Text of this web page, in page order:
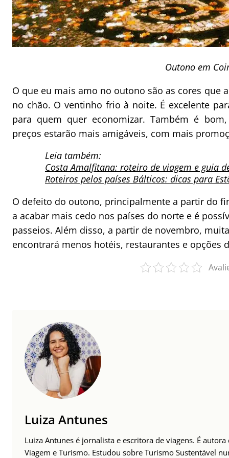
Outono em
O que eu mais amo no outono são as cores que
no chão. O ventinho frio à noite. É excelente
para quem quer economizar. Também é
preços estarão mais amigáveis, com mais
Leia também:
Costa Amalfitana: roteiro de viagem e guia
Roteiros pelos países Bálticos: dicas para
O defeito do outono, principalmente a partir do
a acabar mais cedo nos países do norte e é
passeios. Além disso, a partir de novembro,
encontrará menos hotéis, restaurantes e opções
Luiza Antunes
Luiza Antunes é jornalista e escritora de viagens. É
Viagem e Turismo. Estudou sobre Turismo Sustentável